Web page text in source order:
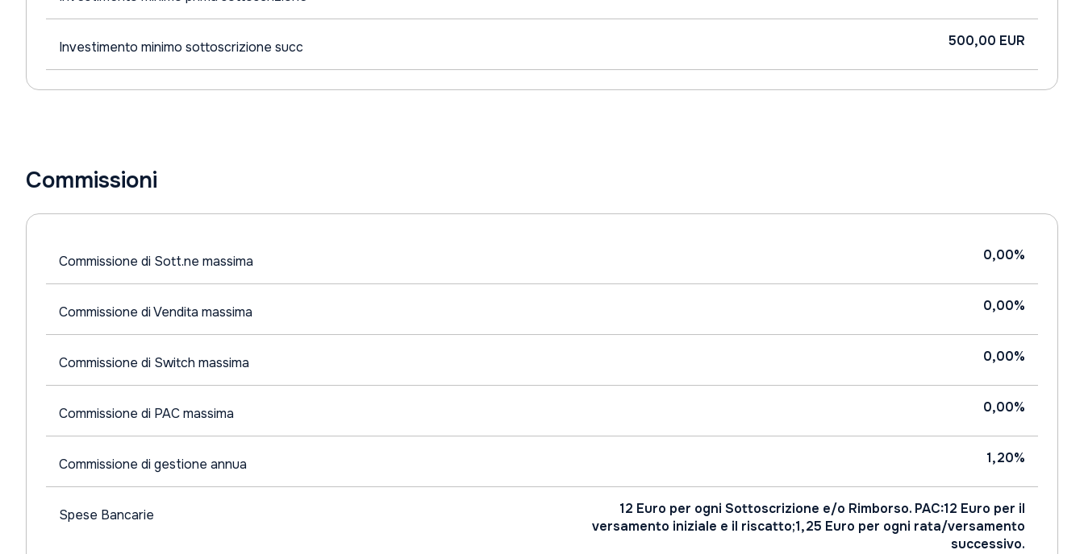
Investimento minimo sottoscrizione succ 500,00 EUR
Commissioni
Commissione di Sott.ne massima 0,00%
Commissione di Vendita massima 0,00%
Commissione di Switch massima 0,00%
Commissione di PAC massima 0,00%
Commissione di gestione annua 1,20%
Spese Bancarie
12 Euro per ogni Sottoscrizione e/o Rimborso. PAC:12 Euro per il
versamento iniziale e il riscatto;1,25 Euro per ogni rata/versamento
successivo.